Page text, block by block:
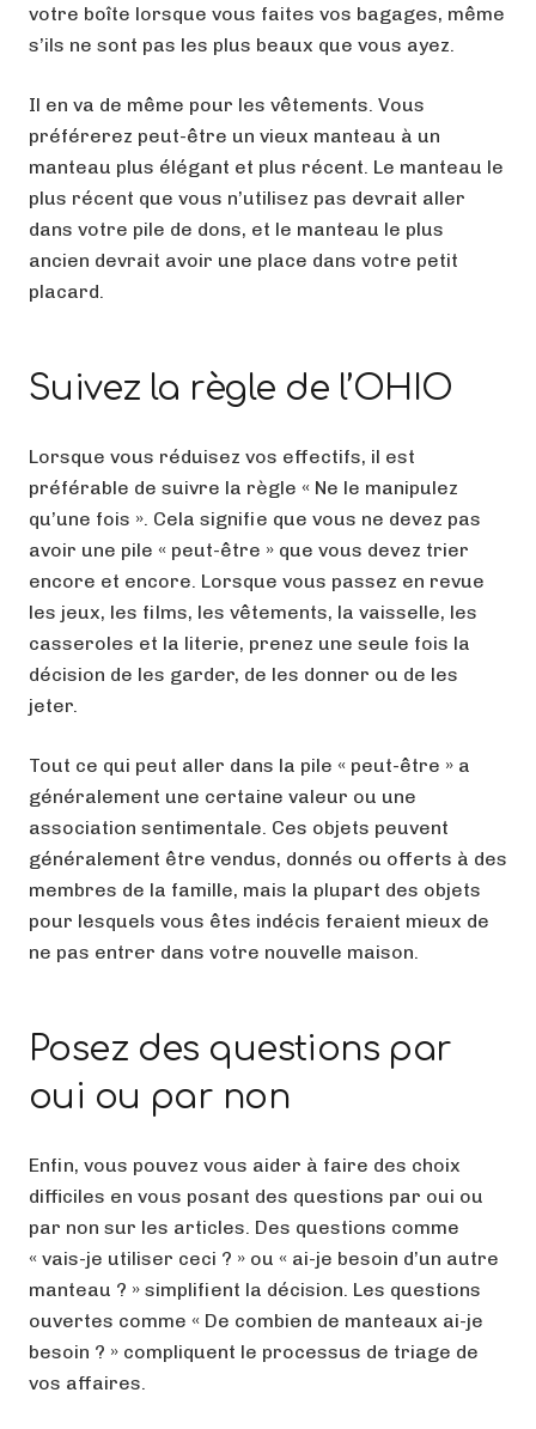
votre boîte lorsque vous faites vos bagages, même
s’ils ne sont pas les plus beaux que vous ayez.
Il en va de même pour les vêtements. Vous
préférerez peut-être un vieux manteau à un
manteau plus élégant et plus récent. Le manteau le
plus récent que vous n’utilisez pas devrait aller
dans votre pile de dons, et le manteau le plus
ancien devrait avoir une place dans votre petit
placard.
Suivez la règle de l’OHIO
Lorsque vous réduisez vos effectifs, il est
préférable de suivre la règle « Ne le manipulez
qu’une fois ». Cela signifie que vous ne devez pas
avoir une pile « peut-être » que vous devez trier
encore et encore. Lorsque vous passez en revue
les jeux, les films, les vêtements, la vaisselle, les
casseroles et la literie, prenez une seule fois la
décision de les garder, de les donner ou de les
jeter.
Tout ce qui peut aller dans la pile « peut-être » a
généralement une certaine valeur ou une
association sentimentale. Ces objets peuvent
généralement être vendus, donnés ou offerts à des
membres de la famille, mais la plupart des objets
pour lesquels vous êtes indécis feraient mieux de
ne pas entrer dans votre nouvelle maison.
Posez des questions par
oui ou par non
Enfin, vous pouvez vous aider à faire des choix
difficiles en vous posant des questions par oui ou
par non sur les articles. Des questions comme
« vais-je utiliser ceci ? » ou « ai-je besoin d’un autre
manteau ? » simplifient la décision. Les questions
ouvertes comme « De combien de manteaux ai-je
besoin ? » compliquent le processus de triage de
vos affaires.